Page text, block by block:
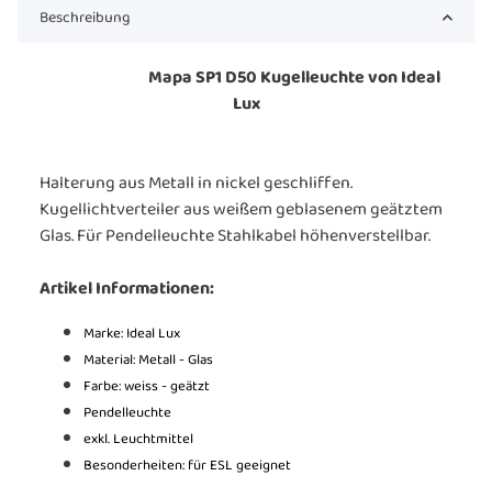
Beschreibung
Mapa SP1 D50 Kugelleuchte von Ideal
Lux
Halterung aus Metall in nickel geschliffen.
Kugellichtverteiler aus weißem geblasenem geätztem
Glas. Für Pendelleuchte Stahlkabel höhenverstellbar.
Artikel Informationen:
Marke: Ideal Lux
Material: Metall - Glas
Farbe:weiss - geätzt
Pendelleuchte
exkl. Leuchtmittel
Besonderheiten: für ESL geeignet